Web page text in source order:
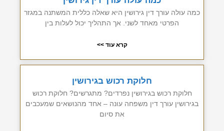
כמה עולה עורך דין גירושין היא שאלה כללית המשתנה במגזר
הפרטי מאחד לשני. אך התהליך יכול לעלות בין
קרא עוד >>
חלוקת רכוש בגירושין
חלוקת רכוש בגירושין נפרדים? מתגרשים? חלוקת רכוש
בגירושין עורך דין משפחה עונה – אחד מהנושאים שמעכבים
את סיום